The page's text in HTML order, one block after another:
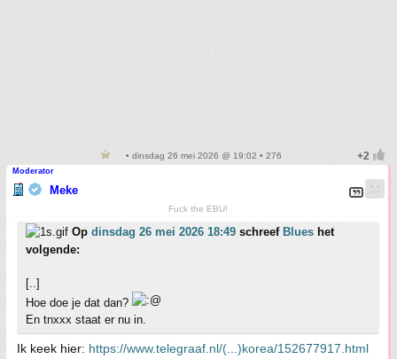
• dinsdag 26 mei 2026 @ 19:02 • 276
Moderator
Meke
Fuck the EBU!
Op dinsdag 26 mei 2026 18:49 schreef Blues het
volgende:
[..]
Hoe doe je dat dan?
En tnxxx staat er nu in.
Ik keek hier: https://www.telegraaf.nl/(...)korea/152677917.html